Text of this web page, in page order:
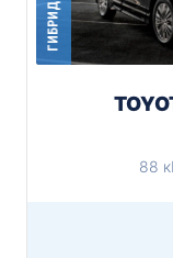
ГИБРИД
88